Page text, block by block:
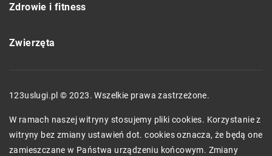
Zdrowie i fitness
Zwierzęta
123uslugi.pl © 2023. Wszelkie prawa zastrzeżone.
W ramach naszej witryny stosujemy pliki cookies. Korzystanie z
witryny bez zmiany ustawień dot. cookies oznacza, że będą one
zamieszczane w Państwa urządzeniu końcowym. Zmiany